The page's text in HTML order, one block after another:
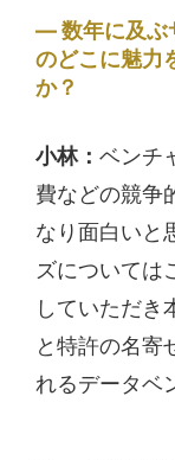
数年に及ぶ
のどこに魅力
か？
小林： ベンチ
費などの競争
なり面白いと
ズについては
していただき
と特許の名寄
れるデータベ